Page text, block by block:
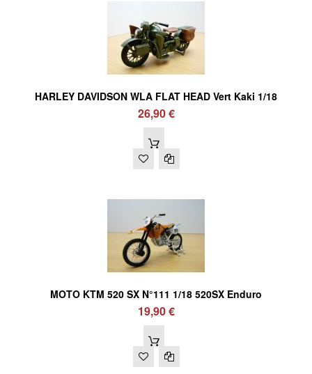
HARLEY DAVIDSON WLA FLAT HEAD Vert Kaki 1/18
26,90 €
MOTO KTM 520 SX N°111 1/18 520SX Enduro
19,90 €